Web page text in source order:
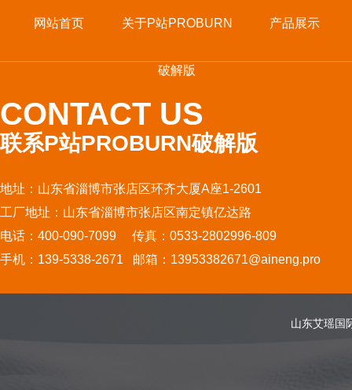
网站首页 关于P站PROBURN
破解版
产品展示
CONTACT US
联系P站PROBURN破解版
地址：山东省淄博市张店区环齐大厦A座1-2601
工厂地址：山东省淄博市张店区南定镇亿达路
电话：400-090-7099 传真：0533-2802996-809
手机：139-5338-2671 邮箱：13953382671@aineng.pro
山东艾瑶国